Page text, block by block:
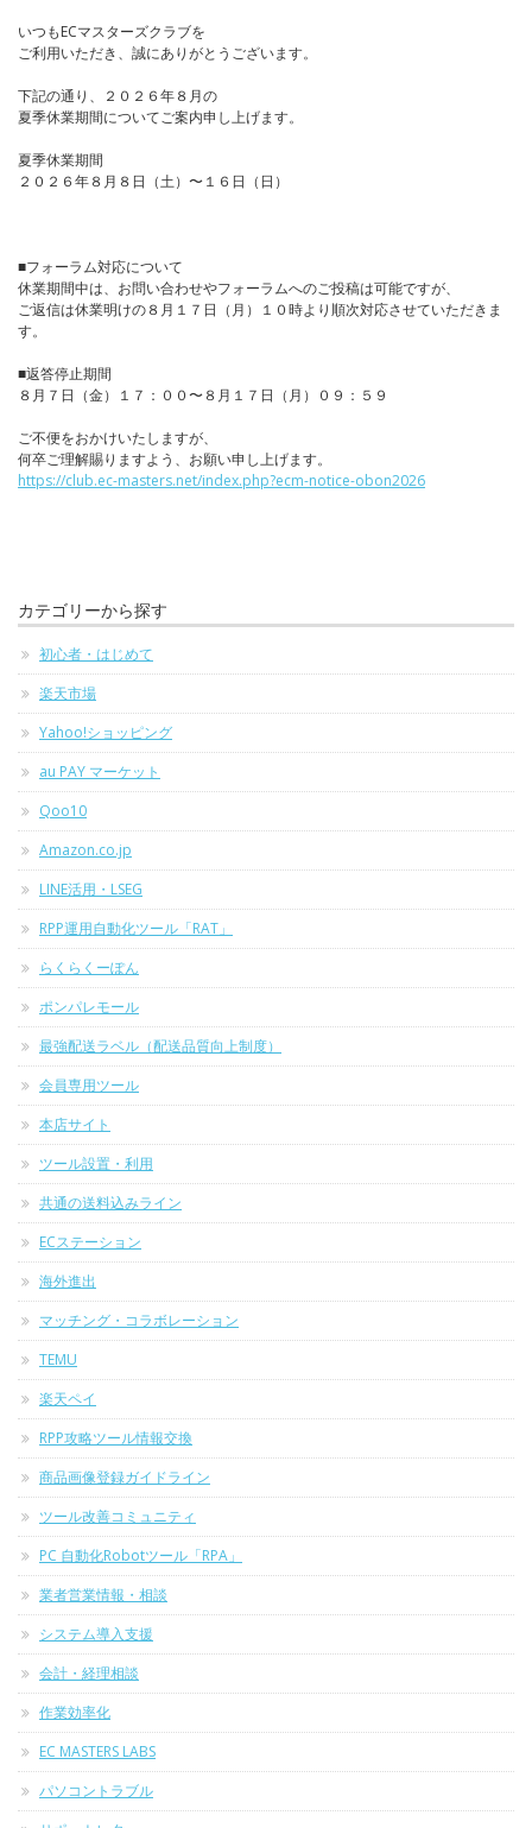
いつもECマスターズクラブを
ご利用いただき、誠にありがとうございます。
下記の通り、２０２６年８月の
夏季休業期間についてご案内申し上げます。
夏季休業期間
２０２６年８月８日（土）〜１６日（日）
■フォーラム対応について
休業期間中は、お問い合わせやフォーラムへのご投稿は可能ですが、
ご返信は休業明けの８月１７日（月）１０時より順次対応させていただきま
す。
■返答停止期間
８月７日（金）１７：００〜８月１７日（月）０９：５９
ご不便をおかけいたしますが、
何卒ご理解賜りますよう、お願い申し上げます。
https://club.ec-masters.net/index.php?ecm-notice-obon2026
カテゴリーから探す
初心者・はじめて
楽天市場
Yahoo!ショッピング
au PAY マーケット
Qoo10
Amazon.co.jp
LINE活用・LSEG
RPP運用自動化ツール「RAT」
らくらくーぽん
ポンパレモール
最強配送ラベル（配送品質向上制度）
会員専用ツール
本店サイト
ツール設置・利用
共通の送料込みライン
ECステーション
海外進出
マッチング・コラボレーション
TEMU
楽天ペイ
RPP攻略ツール情報交換
商品画像登録ガイドライン
ツール改善コミュニティ
PC 自動化Robotツール「RPA」
業者営業情報・相談
システム導入支援
会計・経理相談
作業効率化
EC MASTERS LABS
パソコントラブル